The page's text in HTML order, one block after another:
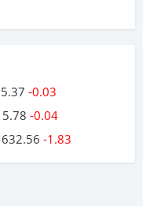
5.37 -0.03
5.78 -0.04
632.56 -1.83